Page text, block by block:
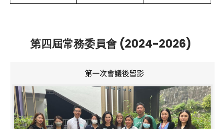
第四屆常務委員會 (2024-2026)
第一次會議後留影